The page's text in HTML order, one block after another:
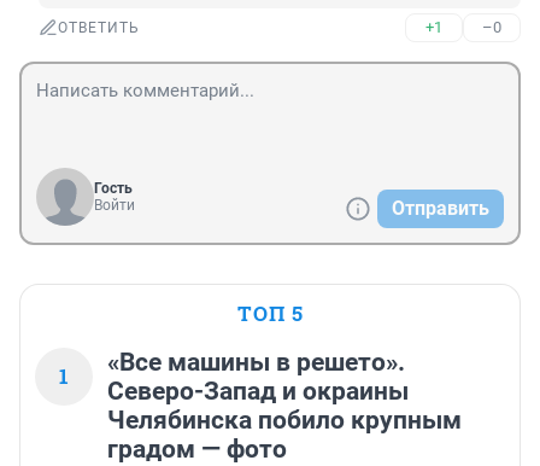
ОТВЕТИТЬ +1 –0
Гость
Войти
Отправить
ТОП 5
1
«Все машины в решето».
Северо-Запад и окраины
Челябинска побило крупным
градом — фото